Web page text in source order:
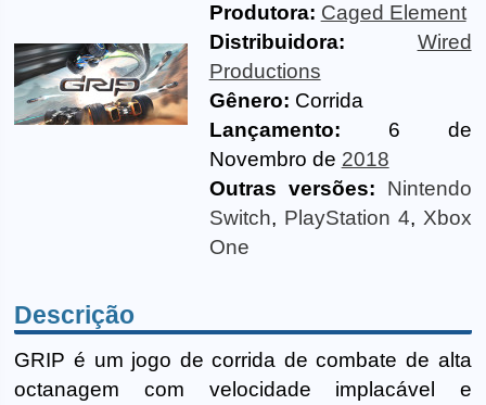
Produtora: Caged Element
Distribuidora:
Wired
Productions
Gênero: Corrida
Lançamento: 6 de
Novembro de 2018
Outras versões:
Nintendo
Switch, PlayStation 4, Xbox
One
Descrição
GRIP é um jogo de corrida de combate de alta
octanagem com velocidade implacável e